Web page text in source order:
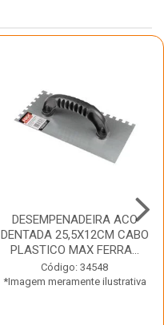
DESEMPENADEIRA ACO
DENTADA 25,5X12CM CABO
PLASTICO MAX FERRA...
Código: 34548
*Imagem meramente ilustrativa